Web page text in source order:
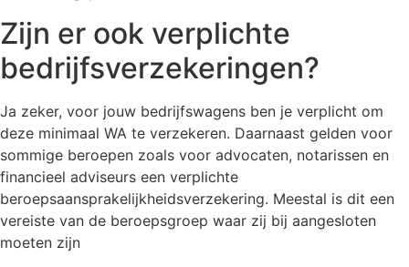
Zijn er ook verplichte
bedrijfsverzekeringen?
Ja zeker, voor jouw bedrijfswagens ben je verplicht om
deze minimaal WA te verzekeren. Daarnaast gelden voor
sommige beroepen zoals voor advocaten, notarissen en
financieel adviseurs een verplichte
beroepsaansprakelijkheidsverzekering. Meestal is dit een
vereiste van de beroepsgroep waar zij bij aangesloten
moeten zijn